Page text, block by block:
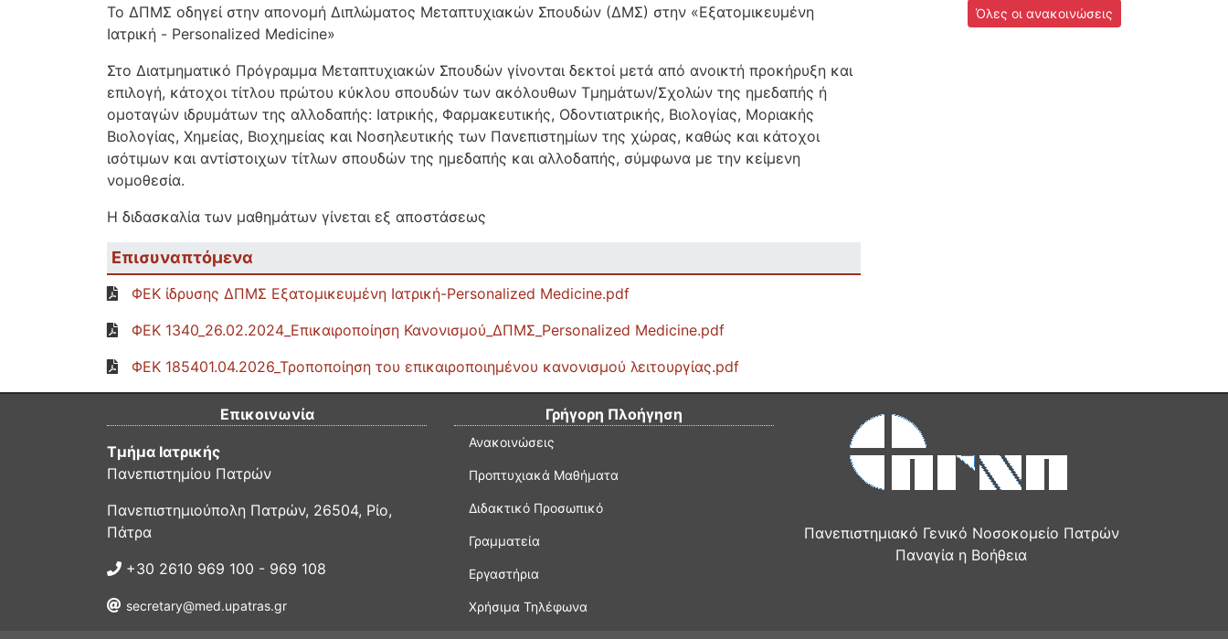
Το ΔΠΜΣ οδηγεί στην απονομή Διπλώματος Μεταπτυχιακών Σπουδών (ΔΜΣ) στην «Εξατομικευμένη
Ιατρική - Personalized Medicine»
Στο Διατμηματικό Πρόγραμμα Μεταπτυχιακών Σπουδών γίνονται δεκτοί μετά από ανοικτή προκήρυξη και
επιλογή, κάτοχοι τίτλου πρώτου κύκλου σπουδών των ακόλουθων Τμημάτων/Σχολών της ημεδαπής ή
ομοταγών ιδρυμάτων της αλλοδαπής: Ιατρικής, Φαρμακευτικής, Οδοντιατρικής, Βιολογίας, Μοριακής
Βιολογίας, Χημείας, Βιοχημείας και Νοσηλευτικής των Πανεπιστημίων της χώρας, καθώς και κάτοχοι
ισότιμων και αντίστοιχων τίτλων σπουδών της ημεδαπής και αλλοδαπής, σύμφωνα με την κείμενη
νομοθεσία.
Η διδασκαλία των μαθημάτων γίνεται εξ αποστάσεως
Επισυναπτόμενα
ΦΕΚ ίδρυσης ΔΠΜΣ Εξατομικευμένη Ιατρική-Personalized Medicine.pdf
ΦΕΚ 1340_26.02.2024_Επικαιροποίηση Κανονισμού_ΔΠΜΣ_Personalized Medicine.pdf
ΦΕΚ 185401.04.2026_Τροποποίηση του επικαιροποιημένου κανονισμού λειτουργίας.pdf
Όλες οι ανακοινώσεις
Επικοινωνία
Τμήμα Ιατρικής
Πανεπιστημίου Πατρών
Πανεπιστημιούπολη Πατρών, 26504, Ρίο,
Πάτρα
+30 2610 969 100 - 969 108
secretary@med.upatras.gr
Γρήγορη Πλοήγηση
Ανακοινώσεις
Προπτυχιακά Μαθήματα
Διδακτικό Προσωπικό
Γραμματεία
Εργαστήρια
Χρήσιμα Τηλέφωνα
Πανεπιστημιακό Γενικό Νοσοκομείο Πατρών
Παναγία η Βοήθεια